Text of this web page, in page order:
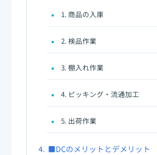
1. 商品の入庫
2. 検品作業
3. 棚入れ作業
4. ピッキング・流通加工
5. 出荷作業
4. ■DCのメリットとデメリット